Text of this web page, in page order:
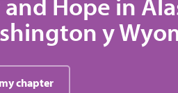
y
chapter